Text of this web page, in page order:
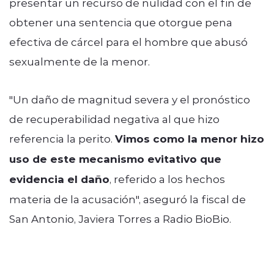
obtener una sentencia que otorgue pena
efectiva de cárcel para el hombre que abusó
sexualmente de la menor.
"Un daño de magnitud severa y el pronóstico
de recuperabilidad negativa al que hizo
referencia la perito. Vimos como la menor hizo
uso de este mecanismo evitativo que
evidencia el daño, referido a los hechos
materia de la acusación", aseguró la fiscal de
San Antonio, Javiera Torres a Radio BioBio.